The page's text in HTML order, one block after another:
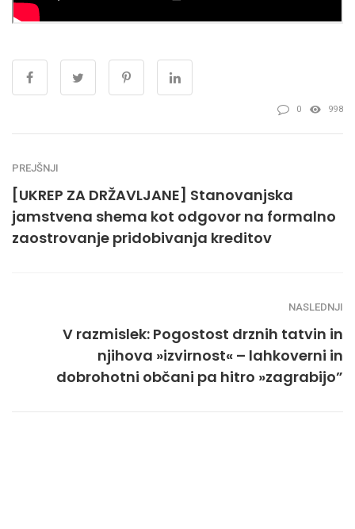
0 998
PREJŠNJI
[UKREP ZA DRŽAVLJANE] Stanovanjska
jamstvena shema kot odgovor na formalno
zaostrovanje pridobivanja kreditov
NASLEDNJI
V razmislek: Pogostost drznih tatvin in
njihova »izvirnost« – lahkoverni in
dobrohotni občani pa hitro »zagrabijo”